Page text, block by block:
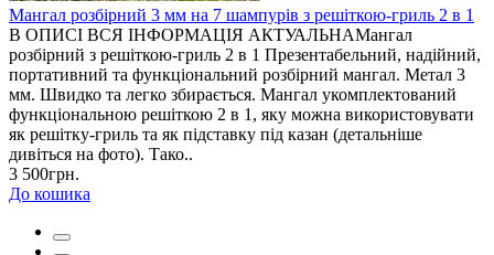
Мангал розбірний 3 мм на 7 шампурів з решіткою-гриль 2 в 1
В ОПИСІ ВСЯ ІНФОРМАЦІЯ АКТУАЛЬНАМангал
розбірний з решіткою-гриль 2 в 1 Презентабельний, надійний,
портативний та функціональний розбірний мангал. Метал 3
мм. Швидко та легко збирається. Мангал укомплектований
функціональною решіткою 2 в 1, яку можна використовувати
як решітку-гриль та як підставку під казан (детальніше
дивіться на фото). Тако..
3 500грн.
До кошика